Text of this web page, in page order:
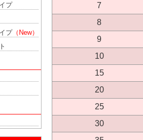
プ
プ（New）
7
8
9
10
15
20
25
30